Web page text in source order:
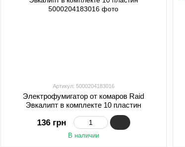
Артикул: 5000204183016
Электрофумигатор от комаров Raid
Эвкалипт в комплекте 10 пластин
136 грн
В наличии